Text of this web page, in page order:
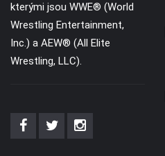
kterými jsou WWE® (World
Wrestling Entertainment,
Inc.) a AEW® (All Elite
Wrestling, LLC).